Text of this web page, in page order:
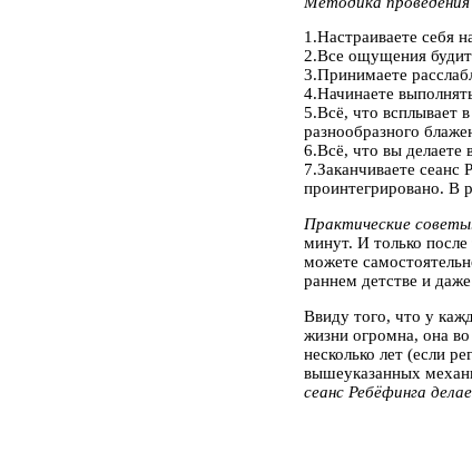
1.Настраиваете себя
2.Все ощущения
3.Принимаете
4.Начинаете
5.Всё, что всплывает
разнообразного
6.Всё, что вы делаете
7.Заканчиваете
проинтегрировано. В
Практические
минут. И только
можете
раннем детстве и
Ввиду того, что у
жизни огромна, она
несколько лет (если
вышеуказанных
сеанс Ребёфинга